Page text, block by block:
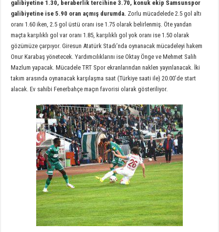
galibiyetine 1.30, beraberlik tercihine 3.70, konuk ekip Samsunspor
galibiyetine ise 5.90 oran açmış durumda. Zorlu mücadelede 2.5 gol altı
oranı 1.60 iken, 2.5 gol üstü oranı ise 1.75 olarak belirlenmiş. Öte yandan
maçta karşılıklı gol var oranı 1.85, karşılıklı gol yok oranı ise 1.50 olarak
gözümüze çarpıyor. Giresun Atatürk Stadı’nda oynanacak mücadeleyi hakem
Onur Karabaş yönetecek. Yardımcılıklarını ise Oktay Önge ve Mehmet Salih
Mazlum yapacak. Mücadele TRT Spor ekranlarından naklen yayınlanacak. İki
takım arasında oynanacak karşılaşma saat (Türkiye saati ile) 20.00’de start
alacak. Ev sahibi Fenerbahçe maçın favorisi olarak gösteriliyor.